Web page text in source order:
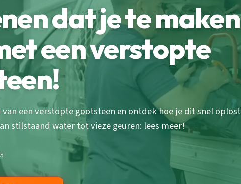
dat je te maken
een verstopte
van een verstopte gootsteen en ontdek hoe je dit snel oplost
stilstaand water tot vieze geuren: lees meer!